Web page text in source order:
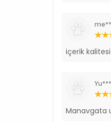
içerik
Manavgata